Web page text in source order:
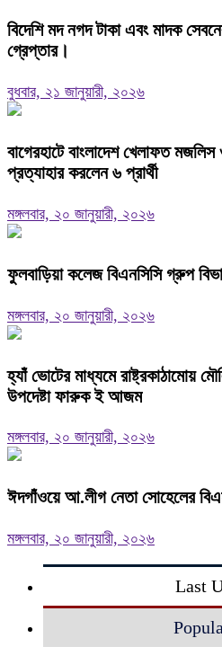
বিদেশি মদ নগদ টাকা এবং মাদক
গ্রেপ্তার।
বুধবার, ২১ জানুয়ারী, ২০২৬
বাগেরহাটে বাংলাদেশ খেলাফত
প্রত্যাহার করলেন ৬ প্রার্থী
মঙ্গলবার, ২০ জানুয়ারী, ২০২৬
ফুলবাড়িয়া কলেজ বিএনসিসি গ্রুপ
মঙ্গলবার, ২০ জানুয়ারী, ২০২৬
হ্যাঁ ভোটের মাধ্যমে রাষ্ট্রকাঠামোয়
উপদেষ্টা ফারুক ই আজম
মঙ্গলবার, ২০ জানুয়ারী, ২০২৬
ঈদগাঁওয়ে আ.লীগ নেতা সোহেলের
মঙ্গলবার, ২০ জানুয়ারী, ২০২৬
Last